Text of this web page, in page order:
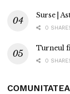
Surse |
0
Turneul
0